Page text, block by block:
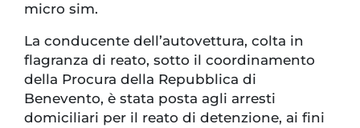
micro sim.
La conducente dell’autovettura, colta in
flagranza di reato, sotto il coordinamento
della Procura della Repubblica di
Benevento, è stata posta agli arresti
domiciliari per il reato di detenzione, ai fini